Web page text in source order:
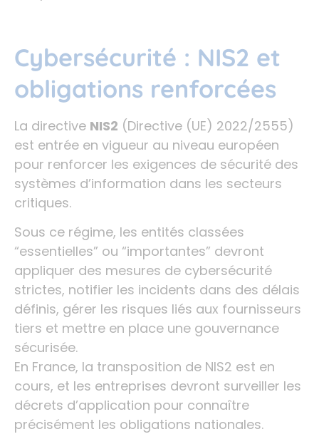
Cybersécurité : NIS2 et
obligations renforcées
La directive NIS2 (Directive (UE) 2022/2555)
est entrée en vigueur au niveau européen
pour renforcer les exigences de sécurité des
systèmes d’information dans les secteurs
critiques.
Sous ce régime, les entités classées
“essentielles” ou “importantes” devront
appliquer des mesures de cybersécurité
strictes, notifier les incidents dans des délais
définis, gérer les risques liés aux fournisseurs
tiers et mettre en place une gouvernance
sécurisée.
En France, la transposition de NIS2 est en
cours, et les entreprises devront surveiller les
décrets d’application pour connaître
précisément les obligations nationales.